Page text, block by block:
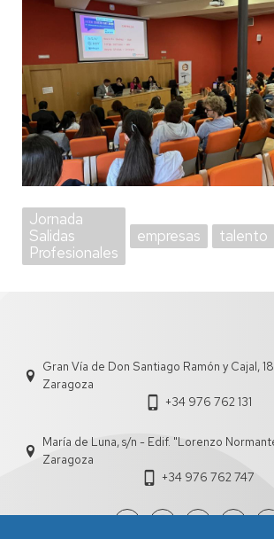
Jornada
Salidas
Profesionales
empresas talento
Gran Vía de Don Santiago Ramón y Cajal,
Zaragoza
+34 976 762 131
María de Luna, s/n - Edif. "Lorenzo
Zaragoza
+34 976 762 747